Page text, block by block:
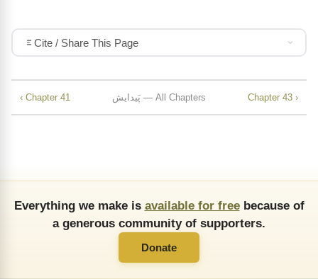
Cite / Share This Page
‹ Chapter 41 پَیدایش — All Chapters Chapter 43 ›
Everything we make is available for freebecause of
a generous community of supporters.
Donate